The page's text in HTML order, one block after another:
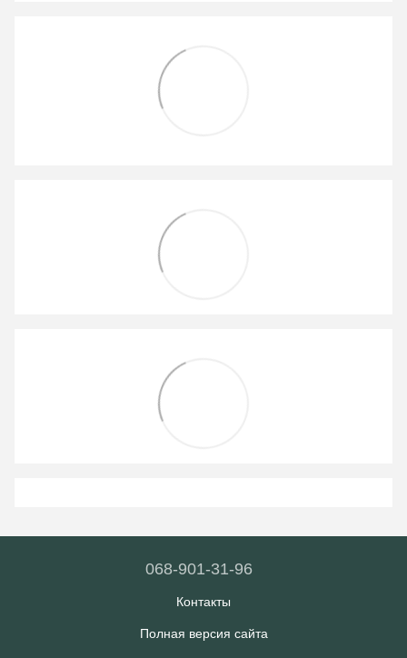
068-901-31-96
Контакты
Полная версия сайта